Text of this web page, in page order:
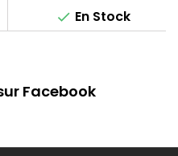
 En Stock
Facebook